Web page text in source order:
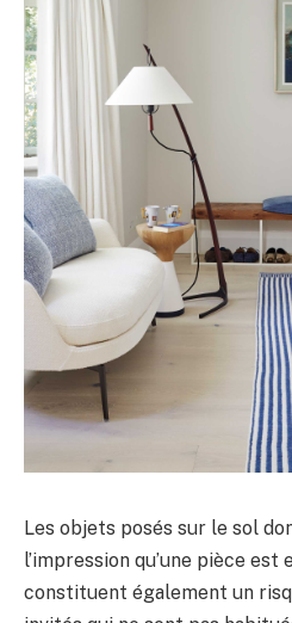
Les objets posés sur le sol
l’impression qu’une pièce est
constituent également un